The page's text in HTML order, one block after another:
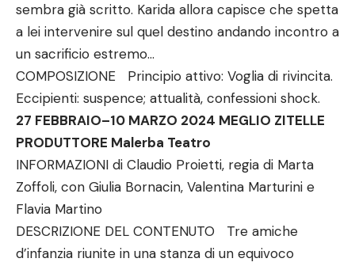
sembra già scritto. Karida allora capisce che spetta
a lei intervenire sul quel destino andando incontro a
un sacrificio estremo…
COMPOSIZIONE Principio attivo: Voglia di rivincita.
Eccipienti: suspence; attualità, confessioni shock.
27 FEBBRAIO–10 MARZO 2024 MEGLIO ZITELLE
PRODUTTORE Malerba Teatro
INFORMAZIONI di Claudio Proietti, regia di Marta
Zoffoli, con Giulia Bornacin, Valentina Marturini e
Flavia Martino
DESCRIZIONE DEL CONTENUTO Tre amiche
d’infanzia riunite in una stanza di un equivoco